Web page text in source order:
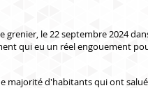
le 22 septembre 2024
qui eu un réel engouement
majorité d'habitants qui ont